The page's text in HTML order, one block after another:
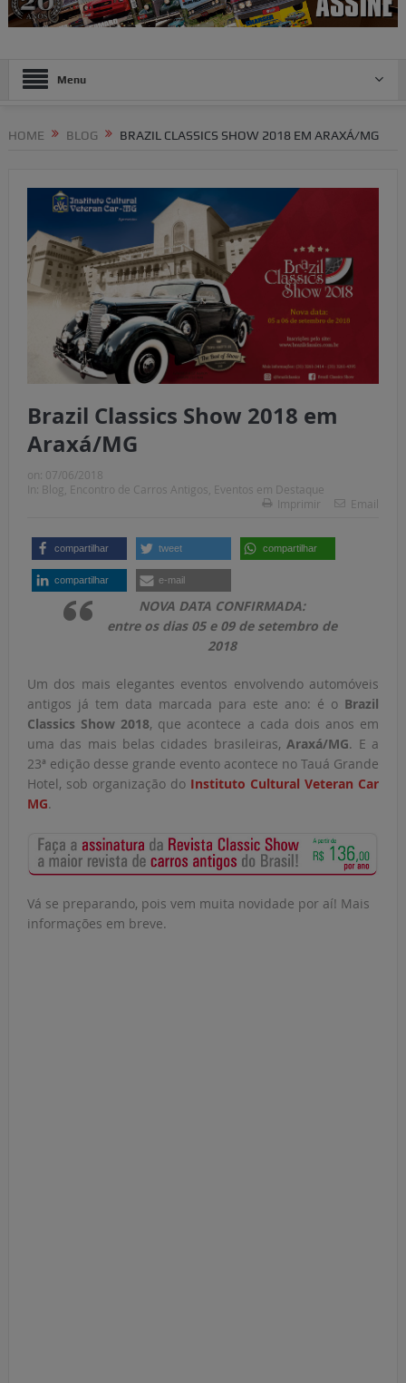
Menu
HOME BLOG BRAZIL CLASSICS SHOW 2018 EM ARAXÁ/MG
Brazil Classics Show 2018 em
Araxá/MG
on: 07/06/2018
In: Blog Encontro de Carros Antigos Eventos em Destaque
Imprimir
Email
compartilhar tweet compartilhar
compartilhar e-mail
NOVA DATA CONFIRMADA:
entre os dias 05 e 09 de setembro de
2018
Um dos mais elegantes eventos envolvendo automóveis
antigos já tem data marcada para este ano: é o Brazil
Classics Show 2018, que acontece a cada dois anos em
uma das mais belas cidades brasileiras,Araxá/MG. E a
23ª edição desse grande evento acontece no Tauá Grande
Hotel, sob organização do Instituto Cultural Veteran Car
MG.
Vá se preparando, pois vem muita novidade por aí! Mais
informações em breve.